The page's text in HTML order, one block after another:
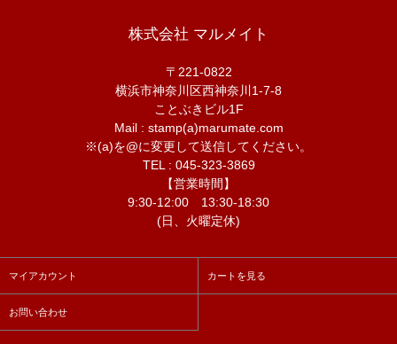
株式会社 マルメイト
〒221-0822
横浜市神奈川区西神奈川1-7-8
ことぶきビル1F
Mail : stamp(a)marumate.com
※(a)を@に変更して送信してください。
TEL : 045-323-3869
【営業時間】
9:30-12:00 13:30-18:30
(日、火曜定休)
マイアカウント カートを見る
お問い合わせ